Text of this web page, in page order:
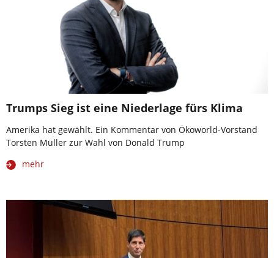
Trumps Sieg ist eine Niederlage fürs Klima
Amerika hat gewählt. Ein Kommentar von Ökoworld-Vorstand
Torsten Müller zur Wahl von Donald Trump
mehr